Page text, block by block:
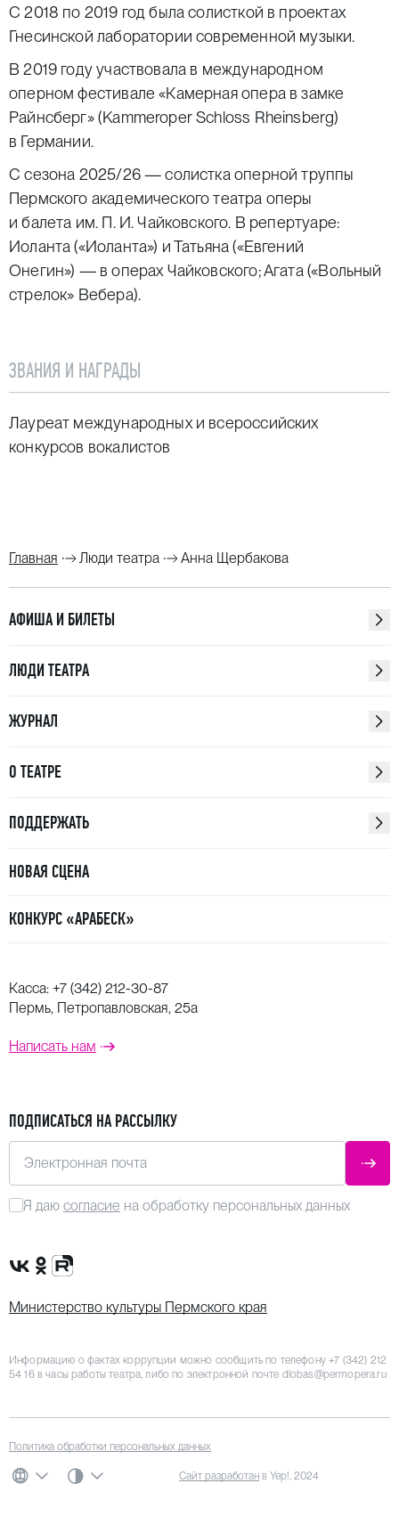
С 2018 по 2019 год была солисткой в проектах
Гнесинской лаборатории современной музыки.
В 2019 году участвовала в международном
оперном фестивале «Камерная опера в замке
Райнсберг» (Kammeroper Schloss Rheinsberg)
в Германии.
С сезона 2025/26 — солистка оперной труппы
Пермского академического театра оперы
и балета им. П. И. Чайковского. В репертуаре:
Иоланта («Иоланта») и Татьяна («Евгений
Онегин») — в операх Чайковского; Агата («Вольный
стрелок» Вебера).
ЗВАНИЯ И НАГРАДЫ
Лауреат международных и всероссийских
конкурсов вокалистов
Главная Люди театра Анна Щербакова
АФИША И БИЛЕТЫ
ЛЮДИ ТЕАТРА
ЖУРНАЛ
О ТЕАТРЕ
ПОДДЕРЖАТЬ
НОВАЯ СЦЕНА
КОНКУРС «АРАБЕСК»
Касса: +7 (342) 212-30-87
Пермь, Петропавловская, 25а
Написать нам
ПОДПИСАТЬСЯ НА РАССЫЛКУ
Электронная почта
Я даю согласие на обработку персональных данных
Сообщество VK
Группа в одноклассниках
Канал Rutube
Министерство культуры Пермского края
Информацию о фактах коррупции можно сообщить по телефону+7 (342) 212
54 16в часы работы театра, либо по электронной почте dlobas@permopera.ru
Политика обработки персональных данных
ЯЗЫК СИСТЕМНАЯ ТЕМА
ЦВЕТОВАЯ СХЕМАСайт разработан в Yep!, 2024